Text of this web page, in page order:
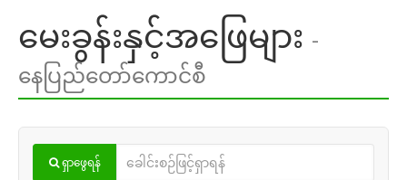
မေးခွန်းနှင့်အဖြေများ -
နေပြည်တော်ကောင်စီ
ရှာဖွေရန်